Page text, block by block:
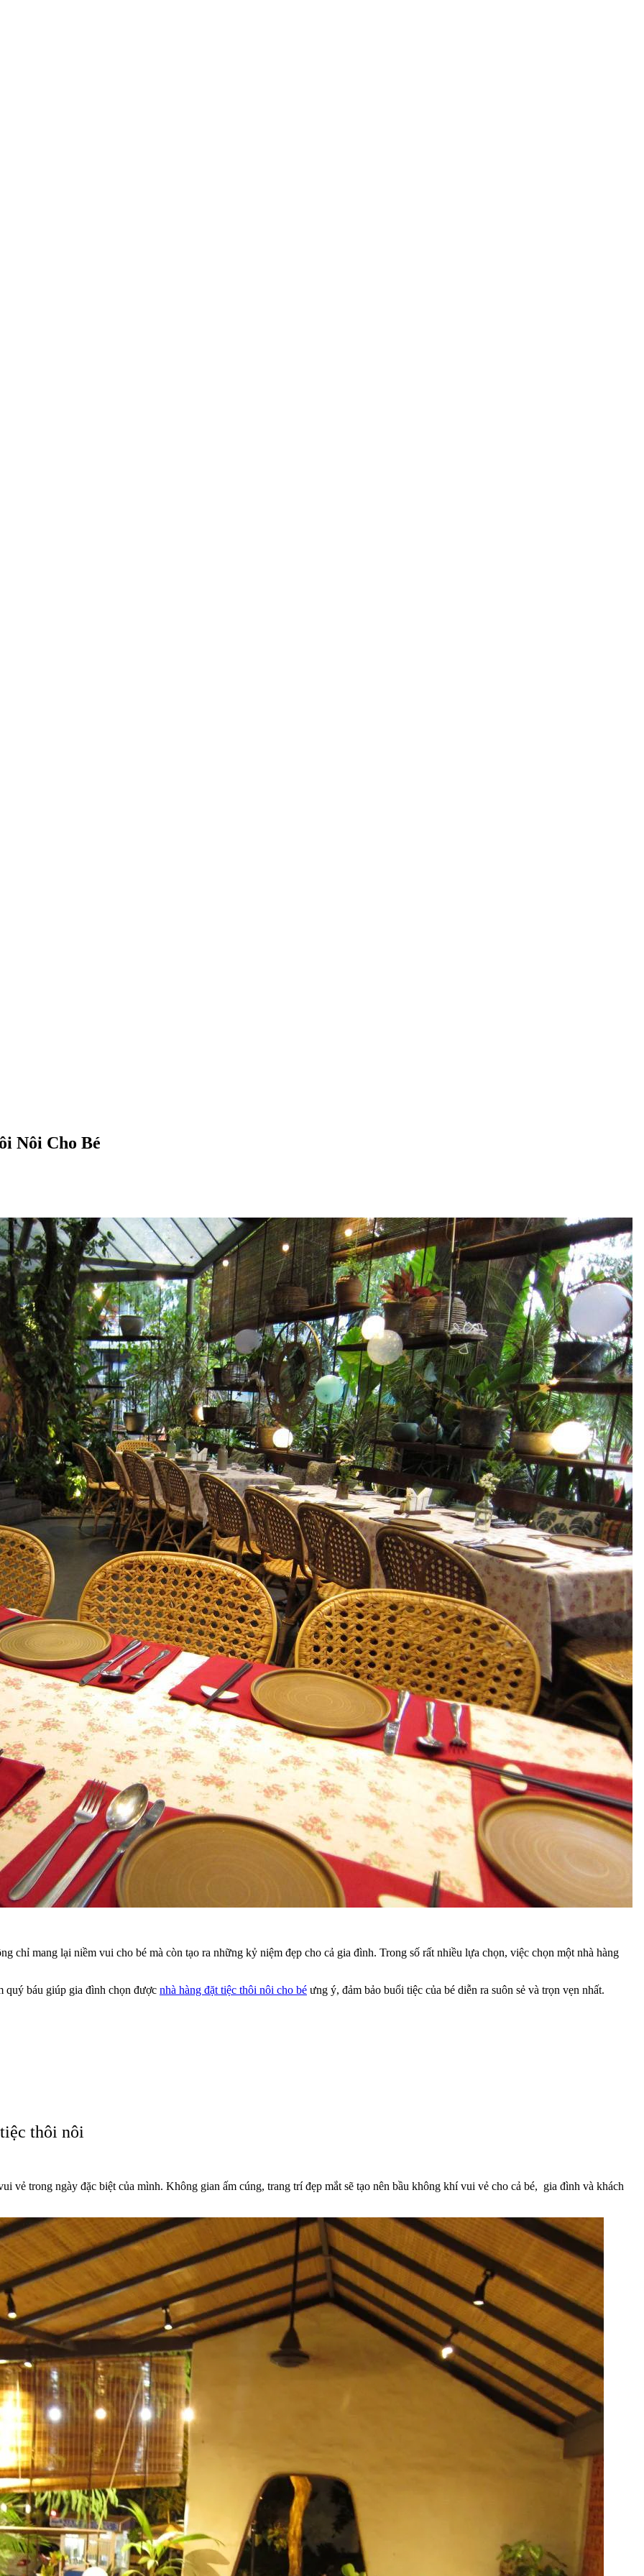
Nôi Cho Bé
chỉ mang lại niềm vui cho bé mà còn tạo ra những kỷ niệm đẹp cho cả gia đình. Trong số rất nhiều lựa chọn, việc chọn một nhà hàng
quý báu giúp gia đình chọn được nhà hàng đặt tiệc thôi nôi cho bé ưng ý, đảm bảo buổi tiệc của bé diễn ra suôn sẻ và trọn vẹn nhất.
thôi nôi
vẻ trong ngày đặc biệt của mình. Không gian ấm cúng, trang trí đẹp mắt sẽ tạo nên bầu không khí vui vẻ cho cả bé, gia đình và khách